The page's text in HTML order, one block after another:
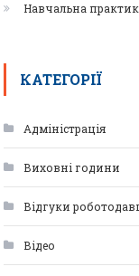
Навчальна
КАТЕГОРІЇ
Адміністрація
Виховні години
Відгуки
Відео